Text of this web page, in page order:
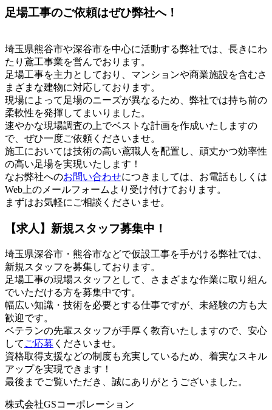
足場工事のご依頼はぜひ弊社へ！
埼玉県熊谷市や深谷市を中心に活動する弊社では、長きにわ
たり鳶工事業を営んでおります。
足場工事を主力としており、マンションや商業施設を含むさ
まざまな建物に対応しております。
現場によって足場のニーズが異なるため、弊社では持ち前の
柔軟性を発揮してまいりました。
速やかな現場調査の上でベストな計画を作成いたしますの
で、ぜひ一度ご依頼くださいませ。
施工においては技術の高い鳶職人を配置し、頑丈かつ効率性
の高い足場を実現いたします！
なお弊社へのお問い合わせにつきましては、お電話もしくは
Web上のメールフォームより受け付けております。
まずはお気軽にご相談くださいませ。
【求人】新規スタッフ募集中！
埼玉県深谷市・熊谷市などで仮設工事を手がける弊社では、
新規スタッフを募集しております。
足場工事の現場スタッフとして、さまざまな作業に取り組ん
でいただける方を募集中です。
幅広い知識・技術を必要とする仕事ですが、未経験の方も大
歓迎です。
ベテランの先輩スタッフが手厚く教育いたしますので、安心
して ご応募 くださいませ。
資格取得支援などの制度も充実しているため、着実なスキル
アップを実現できます！
最後までご覧いただき、誠にありがとうございました。
株式会社GSコーポレーション